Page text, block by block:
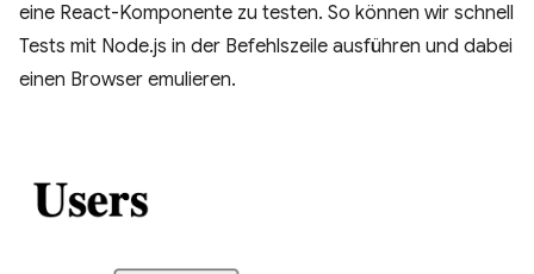
eine React-Komponente zu testen. So können wir schnell
Tests mit Node.js in der Befehlszeile ausführen und dabei
einen Browser emulieren.